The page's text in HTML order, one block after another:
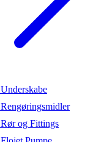
Underskabe
Rengøringsmidler
Rør og Fittings